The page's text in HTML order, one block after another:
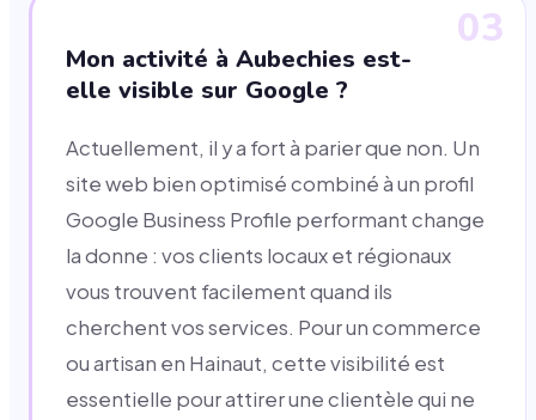
03
Mon activité à Aubechies est-
elle visible sur Google ?
Actuellement, il y a fort à parier que non. Un
site web bien optimisé combiné à un profil
Google Business Profile performant change
la donne : vos clients locaux et régionaux
vous trouvent facilement quand ils
cherchent vos services. Pour un commerce
ou artisan en Hainaut, cette visibilité est
essentielle pour attirer une clientèle qui ne